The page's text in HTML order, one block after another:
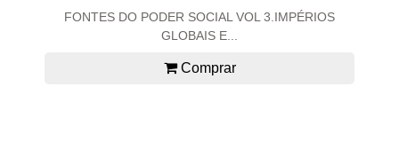
FONTES DO PODER SOCIAL VOL 3.IMPÉRIOS
GLOBAIS E...
Comprar